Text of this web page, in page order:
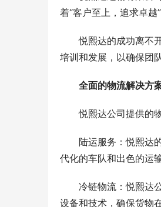
着“客户至上，追求卓越
悦熙达的成功离不
培训和发展，以确保团
全面的物流解决方
悦熙达公司提供的
陆运服务：悦熙达
代化的车队和出色的运
冷链物流：悦熙达
设备和技术，确保货物